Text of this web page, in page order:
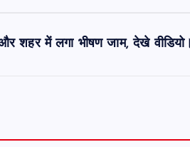
शहर में लगा भीषण जाम, देखे वीडियो।